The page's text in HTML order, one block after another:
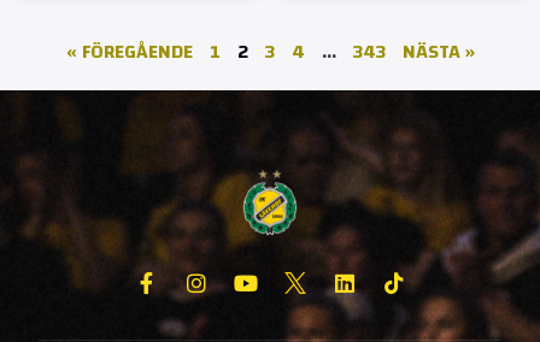
« FÖREGÅENDE 1 2 3 4 … 343 NÄSTA »